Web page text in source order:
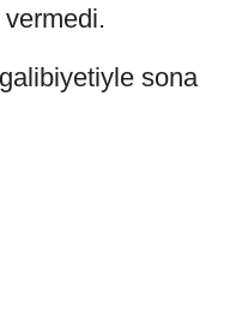
sona